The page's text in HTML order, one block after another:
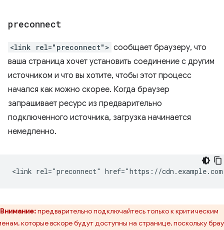
preconnect
<link rel="preconnect"> сообщает браузеру, что
ваша страница хочет установить соединение с другим
источником и что вы хотите, чтобы этот процесс
начался как можно скорее. Когда браузер
запрашивает ресурс из предварительно
подключенного источника, загрузка начинается
немедленно.
Внимание:предварительно подключайтесь только к критическим
которые вскоре будут доступны на странице, поскольку